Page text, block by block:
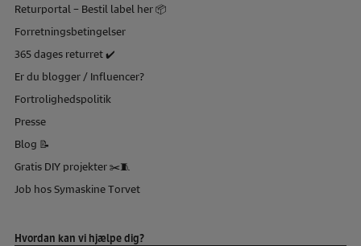
Returportal – Bestil label her 📦
Forretningsbetingelser
365 dages returret ✔️
Er du blogger / Influencer?
Fortrolighedspolitik
Presse
Blog 📝
Gratis DIY projekter ✂️🧵
Job hos Symaskine Torvet
Hvordan kan vi hjælpe dig?